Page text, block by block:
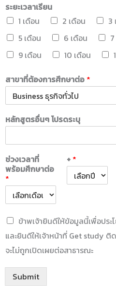
ระยะเวลาเรียน
1 เดือน
2 เดือน 3
5 เดือน
6 เดือน
9 เดือน
10 เดือน
สาขาที่ต้องการศึกษาต่อ *
หลักสูตรอื่นๆ โปรดระบุ
ช่วงเวลาที่
พร้อมศึกษาต่อ
*
+ *
C
h
e
c
k
b
x
ข้าพเจ้ายินดีให้ข้อมูลนี้เพื่อปร
และยินดีให้เจ้าหน้าที่ Get study
จะไม่ถูกเปิดเผยต่อสาธารณะ
Submit